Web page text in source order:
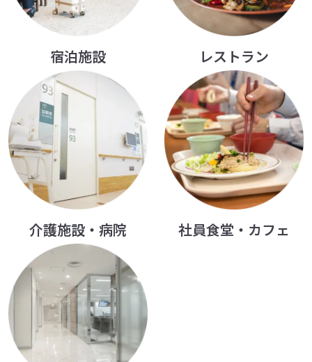
宿泊施設 レストラン
介護施設・病院 社員食堂・カフェ